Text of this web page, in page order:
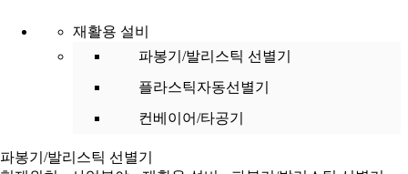
재활용 설비
파봉기/발리스틱 선별기
플라스틱자동선별기
컨베이어/타공기
파봉기/발리스틱 선별기